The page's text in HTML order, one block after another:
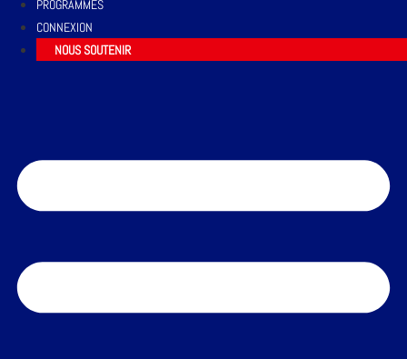
PROGRAMMES
CONNEXION
NOUS SOUTENIR